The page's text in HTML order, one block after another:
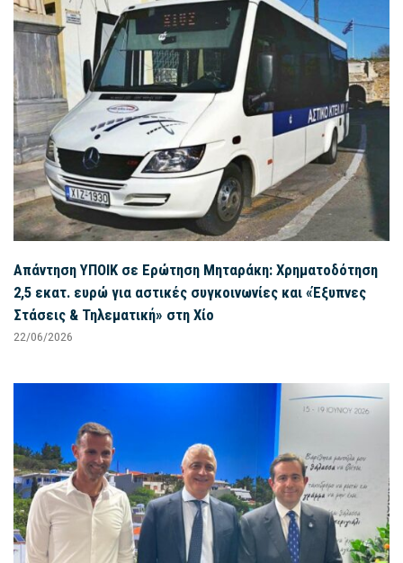
Απάντηση ΥΠΟΙΚ σε Ερώτηση Μηταράκη: Χρηματοδότηση
2,5 εκατ. ευρώ για αστικές συγκοινωνίες και «Έξυπνες
Στάσεις & Τηλεματική» στη Χίο
22/06/2026